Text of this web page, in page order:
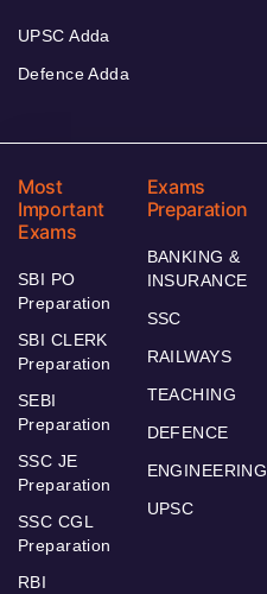
UPSC Adda
Defence Adda
Most
Important
Exams
SBI PO
Preparation
SBI CLERK
Preparation
SEBI
Preparation
SSC JE
Preparation
SSC CGL
Preparation
RBI
Exams
Preparation
BANKING &
INSURANCE
SSC
RAILWAYS
TEACHING
DEFENCE
ENGINEERING
UPSC